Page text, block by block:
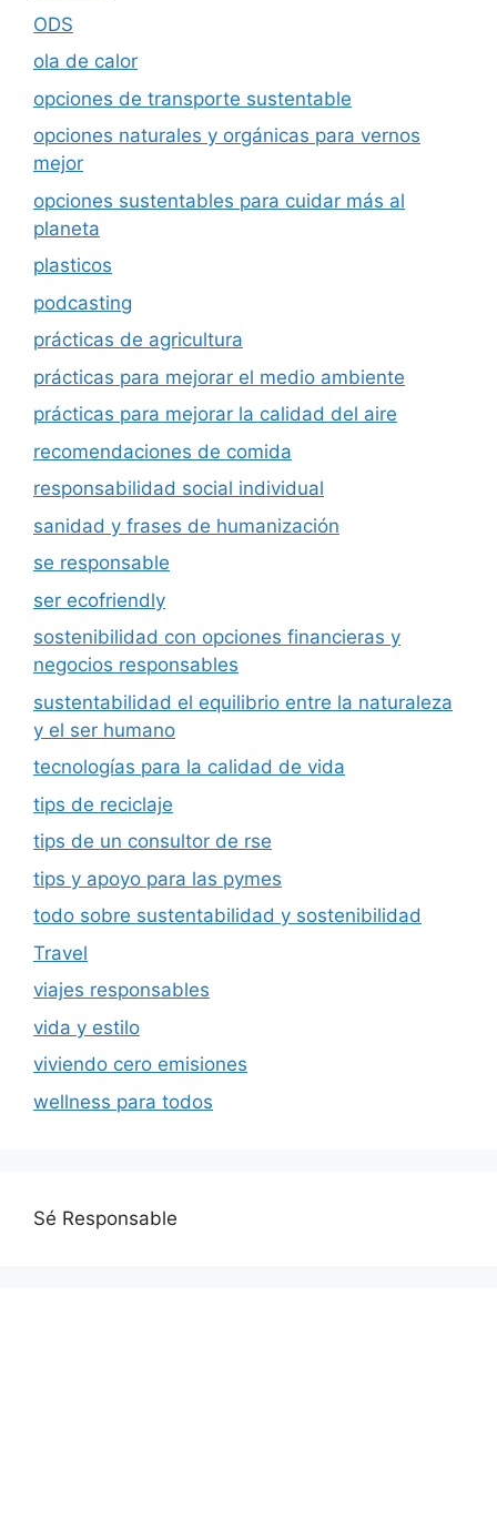
ODS
ola de calor
opciones de transporte sustentable
opciones naturales y orgánicas para vernos
mejor
opciones sustentables para cuidar más al
planeta
plasticos
podcasting
prácticas de agricultura
prácticas para mejorar el medio ambiente
prácticas para mejorar la calidad del aire
recomendaciones de comida
responsabilidad social individual
sanidad y frases de humanización
se responsable
ser ecofriendly
sostenibilidad con opciones financieras y
negocios responsables
sustentabilidad el equilibrio entre la naturaleza
y el ser humano
tecnologías para la calidad de vida
tips de reciclaje
tips de un consultor de rse
tips y apoyo para las pymes
todo sobre sustentabilidad y sostenibilidad
Travel
viajes responsables
vida y estilo
viviendo cero emisiones
wellness para todos
Sé Responsable